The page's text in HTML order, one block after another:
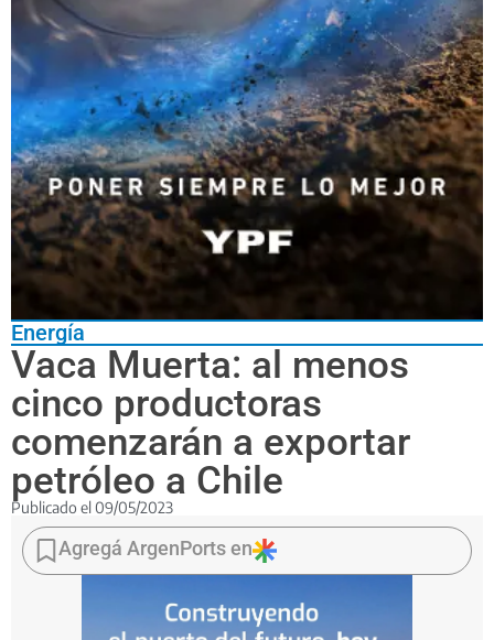
Energía
Vaca Muerta: al menos
cinco productoras
comenzarán a exportar
petróleo a Chile
Publicado el 09/05/2023
La
actividad
se
Agregá ArgenPorts en